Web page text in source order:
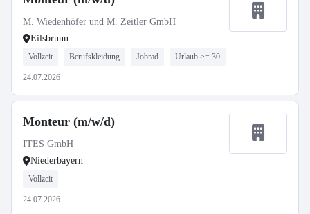
M. Wiedenhöfer und M. Zeitler GmbH
Eilsbrunn
Vollzeit Berufskleidung Jobrad Urlaub >= 30
24.07.2026
Monteur (m/w/d)
ITES GmbH
Niederbayern
Vollzeit
24.07.2026